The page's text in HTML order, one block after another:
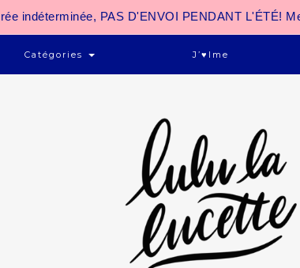
indéterminée, PAS D'ENVOI PENDANT L'ÉTÉ!
Catégories J’♥ime